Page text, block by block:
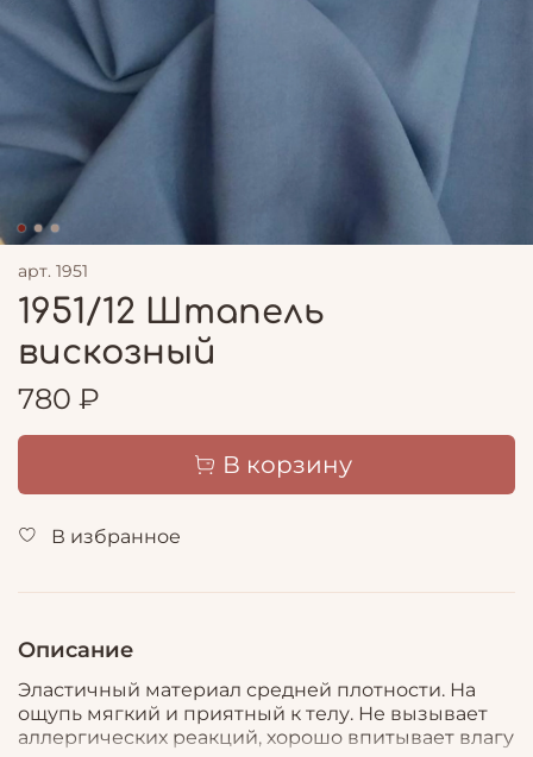
арт. 1951
1951/12 Штапель
вискозный
780 ₽
В корзину
В избранное
Описание
Эластичный материал средней плотности. На
ощупь мягкий и приятный к телу. Не вызывает
аллергических реакций, хорошо впитывает влагу